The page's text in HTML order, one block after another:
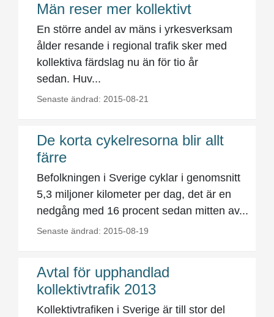
Män reser mer kollektivt
En större andel av mäns i yrkesverksam
ålder resande i regional trafik sker med
kollektiva färdslag nu än för tio år
sedan. Huv...
Senaste ändrad: 2015-08-21
De korta cykelresorna blir allt
färre
Befolkningen i Sverige cyklar i genomsnitt
5,3 miljoner kilometer per dag, det är en
nedgång med 16 procent sedan mitten av...
Senaste ändrad: 2015-08-19
Avtal för upphandlad
kollektivtrafik 2013
Kollektivtrafiken i Sverige är till stor del